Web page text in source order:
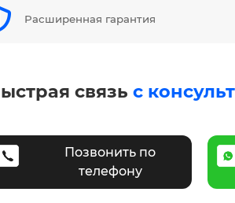
Расширенная гарантия
связь с
Позвонить по
телефону